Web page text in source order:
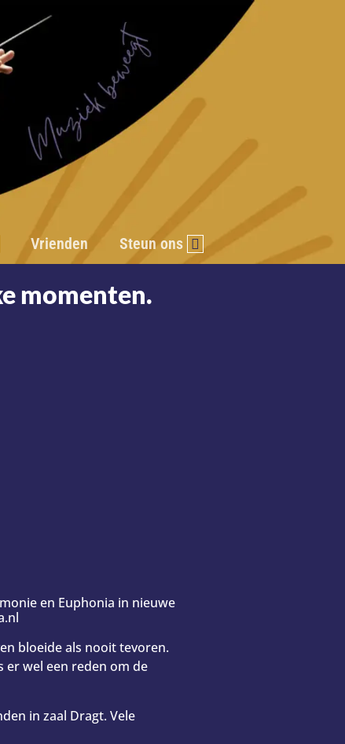
Vrienden Steun ons
momenten.
en Euphonia in nieuwe
bloeide als nooit tevoren.
er wel een reden om de
in zaal Dragt. Vele